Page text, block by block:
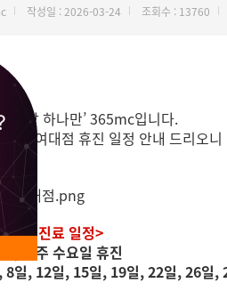
작성일 : 2026-03-24 조회수 : 13760
‘지방 하나만’ 365mc입니다.
신여대점 휴진 일정 안내 드리오
4월 진료 일정>
, 매주 수요일 휴진
8일, 12일, 15일, 19일, 22일, 26일,